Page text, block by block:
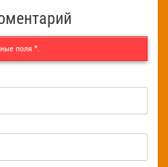
поля *.